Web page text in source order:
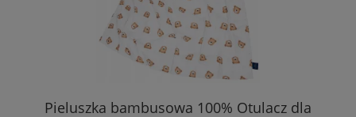
Pieluszka bambusowa 100% Otulacz dla